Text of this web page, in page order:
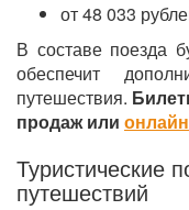
от 48 033
В составе поезда
обеспечит
путешествия.
продаж или онлайн
Туристические
путешествий